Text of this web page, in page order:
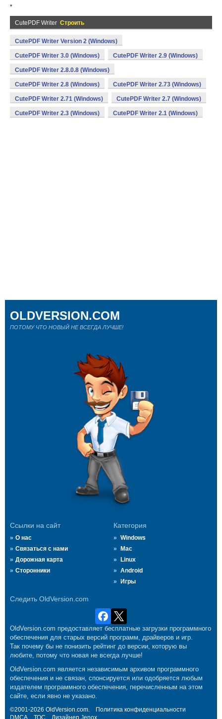
*
CutePDF Writer Строить
CutePDF Writer Version 2 (Windows)
CutePDF Writer 3.0 (Windows) CutePDF Writer 2.9 (Windows)
CutePDF Writer 2.8.0.8 (Windows)
CutePDF Writer 2.8 (Windows) CutePDF Writer 2.73 (Windows)
CutePDF Writer 2.71 (Windows) CutePDF Writer 2.7 (Windows)
CutePDF Writer 2.3 (Windows) CutePDF Writer 2.1 (Windows)
Ссылки на сайт
О нас
Связаться с нами
Дорожная карта
Сторонники
Категория
Windows
Mac
Linux
Android
Игры
Следить OldVersion.com
OLDVERSION.COM
ПОТОМУ ЧТО НОВЫЙ НЕ ВСЕГДА ЛУЧШЕ!
OldVersion.com предоставляет бесплатные загрузки программного
обеспечения для старых версий программ, драйверов и игр.
Так почему бы не понизить рейтинг до версии, которую вы
любите, потому что новая не всегда лучше!
OldVersion.com является независимым архивом программного
обеспечения и не связан, спонсируется или одобряется любым
издателем программного обеспечения, перечисленным на этом
сайте, если явно не указано.
©2001-2026 OldVersion.com.
Политика конфиденциальности
DMCA
ТОС Дизайнер Jenox